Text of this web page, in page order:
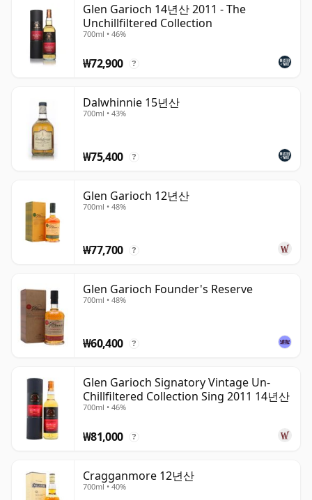
Glen Garioch 14년산 2011 - The
Unchillfiltered Collection
700ml • 46%
₩72,900 ?
Dalwhinnie 15년산
700ml • 43%
₩75,400 ?
Glen Garioch 12년산
700ml • 48%
₩77,700 ?
Glen Garioch Founder's Reserve
700ml • 48%
₩60,400 ?
Glen Garioch Signatory Vintage Un-
Chillfiltered Collection Sing 2011 14년산
700ml • 46%
₩81,000 ?
Cragganmore 12년산
700ml • 40%